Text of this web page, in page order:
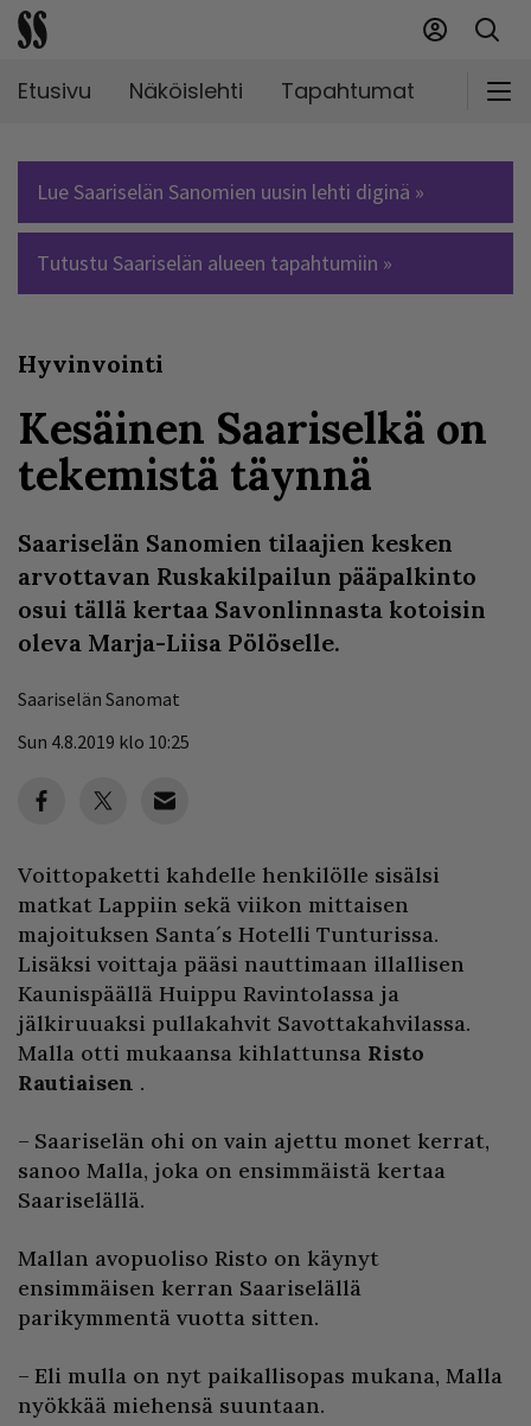
Etusivu Näköislehti Tapahtumat
Lue Saariselän Sanomien uusin lehti diginä »
Tutustu Saariselän alueen tapahtumiin »
Hyvinvointi
Kesäinen Saariselkä on
tekemistä täynnä
Saariselän Sanomien tilaajien kesken
arvottavan Ruskakilpailun pääpalkinto
osui tällä kertaa Savonlinnasta kotoisin
oleva Marja-Liisa Pölöselle.
Saariselän Sanomat
Sun 4.8.2019 klo 10:25
Voittopaketti kahdelle henkilölle sisälsi
matkat Lappiin sekä viikon mittaisen
majoituksen Santa´s Hotelli Tunturissa.
Lisäksi voittaja pääsi nauttimaan illallisen
Kaunispäällä Huippu Ravintolassa ja
jälkiruuaksi pullakahvit Savottakahvilassa.
Malla otti mukaansa kihlattunsa Risto
Rautiaisen .
– Saariselän ohi on vain ajettu monet kerrat,
sanoo Malla, joka on ensimmäistä kertaa
Saariselällä.
Mallan avopuoliso Risto on käynyt
ensimmäisen kerran Saariselällä
parikymmentä vuotta sitten.
– Eli mulla on nyt paikallisopas mukana, Malla
nyökkää miehensä suuntaan.